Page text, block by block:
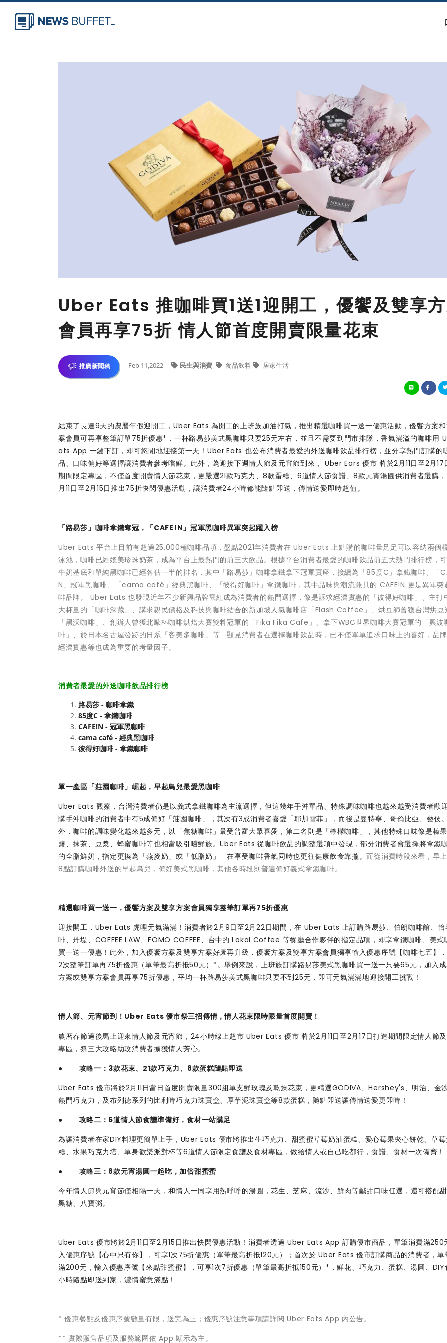
Uber Eats 推咖啡買1送1迎開工，優饗及雙享
會員再享75折 情人節首度開賣限量花束
推廣新聞稿 Feb 11,2022 民生與消費 食品飲料 居家生活
結束了長達9天的農曆年假迎開工，Uber Eats 為開工的上班族加油打氣，推出精選咖啡買一送一優惠活動，優饗方案
案會員可再享整筆訂單75折優惠*，一杯路易莎美式黑咖啡只要25元左右，並且不需要到門市排隊，香氣滿溢的咖啡用
ats App 一鍵下訂，即可悠閒地迎接第一天！Uber Eats 也公布消費者最愛的外送咖啡飲品排行榜，並分享熱門訂購的
品、口味偏好等選擇讓消費者參考嚐鮮。此外，為迎接下週情人節及元宵節到來， Uber Ears 優市 將於2月11日至2月17
期間限定專區，不僅首度開賣情人節花束，更嚴選21款巧克力、8款蛋糕、6道情人節食譜、8款元宵湯圓供消費者選購
月11日至2月15日推出75折快閃優惠活動，讓消費者24小時都能隨點即送，傳情送愛即時超值。
「路易莎」咖啡拿鐵奪冠，​​「CAFE!N」冠軍黑咖啡異軍突起躍入榜
Uber Eats 平台上目前有超過25,000種咖啡品項，盤點2021年消費者在 Uber Eats 上點購的咖啡量足足可以容納兩個
泳池，咖啡已經媲美珍珠奶茶，成為平台上最熱門的前三大飲品。根據平台消費者最愛的咖啡飲品前五大熱門排行榜，
牛奶基底和單純黑咖啡已經各佔一半的排名，其中「路易莎」咖啡拿鐵拿下冠軍寶座，接續為「85度C」拿鐵咖啡、​​「
N」冠軍黑咖啡、「cama café」經典黑咖啡、「彼得好咖啡」拿鐵咖啡，其中品味與潮流兼具的 CAFE!N 更是異軍突
啡品牌。 Uber Eats 也發現近年不少新興品牌竄紅成為消費者的熱門選擇，像是訴求經濟實惠的「彼得好咖啡」、主打
大杯量的「咖啡深藏」、講求親民價格及科技與咖啡結合的新加坡人氣咖啡店「Flash Coffee」、烘豆師曾獲台灣烘豆
「黑沃咖啡」、創辦人曾獲北歐杯咖啡烘焙大賽雙料冠軍的「Fika Fika Cafe」、拿下WBC世界咖啡大賽冠軍的「興波
啡」、於日本名古屋發跡的日系「客美多咖啡」等，顯見消費者在選擇咖啡飲品時，已不僅單單追求口味上的喜好，品牌
經濟實惠等也成為重要的考量因子。
消費者最愛的外送咖啡飲品排行榜
路易莎 - 咖啡拿鐵
85度C - 拿鐵咖啡
CAFE!N - 冠軍黑咖啡
cama café - 經典黑咖啡
彼得好咖啡 - 拿鐵咖啡
單一產區「莊園咖啡」崛起，早起鳥兒最愛黑咖啡
Uber Eats 觀察，台灣消費者仍是以義式拿鐵咖啡為主流選擇，但這幾年手沖單品、特殊調味咖啡也越來越受消費者歡
購手沖咖啡的消費者中有5成偏好「莊園咖啡」，其次有3成消費者喜愛「耶加雪菲」，而後是曼特寧、哥倫比亞、藝伎
外，咖啡的調味變化越來越多元，以「焦糖咖啡」最受普羅大眾喜愛，第二名則是「檸檬咖啡」，其他特殊口味像是榛
鹽、抹茶、豆漿、蜂蜜咖啡等也相當吸引嚐鮮族。Uber Eats 從咖啡飲品的調整選項中發現，部分消費者會選擇將拿鐵
的全脂鮮奶，指定更換為「燕麥奶」或「低脂奶」，在享受咖啡香氣同時也更往健康飲食靠攏。而從消費時段來看，早
8點訂購咖啡外送的早起鳥兒，偏好美式黑咖啡，其他各時段則普遍偏好義式拿鐵咖啡。
精選咖啡買一送一，優饗方案及雙享方案會員獨享整筆訂單再75折優惠
迎接開工，Uber Eats 虎哩元氣滿滿！消費者於2月9日至2月22日期間，在 Uber Eats 上訂購路易莎、伯朗咖啡館、怡
啡、丹堤、COFFEE LAW、FOMO COFFEE、台中的 Lokal Coffee 等餐廳合作夥伴的指定品項，即享拿鐵咖啡、美式
買一送一優惠！此外，加入優饗方案及雙享方案好康再升級，優饗方案及雙享方案會員獨享輸入優惠序號【咖啡七五】
2次整筆訂單再75折優惠（單筆最高折抵50元）*。舉例來說，上班族訂購路易莎美式黑咖啡買一送一只要65元，加入
方案或雙享方案會員再享75折優惠，平均一杯路易莎美式黑咖啡只要不到25元，即可元氣滿滿地迎接開工挑戰！
情人節、元宵節到！Uber Eats 優市祭三招傳情，情人花束限時限量首度開賣！
農曆春節過後馬上迎來情人節及元宵節，24小時線上超市 Uber Eats 優市 將於2月11日至2月17日打造期間限定情人節
專區，祭三大攻略助攻消費者擄獲情人芳心。
● 攻略一：3款花束、21款巧克力、8款蛋糕隨點即送
Uber Eats 優市將於2月11日當日首度開賣限量300組單支鮮玫瑰及乾燥花束，更精選GODIVA、Hershey's、明治、金
熱門巧克力，及布列德系列的比利時巧克力珠寶盒、厚芋泥珠寶盒等8款蛋糕，隨點即送讓傳情送愛更即時！
● 攻略二：6道情人節食譜準備好，食材一站購足
為讓消費者在家DIY料理更簡單上手，Uber Eats 優市將推出生巧克力、甜蜜蜜草莓奶油蛋糕、愛心莓果夾心餅乾、草莓
糕、水果巧克力塔、單身歡樂派對杯等6道情人節限定食譜及食材專區，做給情人或自己吃都行，食譜、食材一次備齊！
● 攻略三：8款元宵湯圓一起吃，加倍甜蜜蜜
今年情人節與元宵節僅相隔一天，和情人一同享用熱呼呼的湯圓，花生、芝麻、流沙、鮮肉等鹹甜口味任選，還可搭配甜
黑糖、八寶粥。
Uber Eats 優市將於2月11日至2月15日推出快閃優惠活動！消費者透過 Uber Eats App 訂購優市商品，單筆消費滿250
入優惠序號【心中只有你】，可享1次75折優惠（單筆最高折抵120元）；首次於 Uber Eats 優市訂購商品的消費者，單
滿200元，輸入優惠序號【來點甜蜜蜜】，可享1次7折優惠（單筆最高折抵150元）*，鮮花、巧克力、蛋糕、湯圓、
小時隨點即送到家，濃情蜜意滿點！
* 優惠餐點及優惠序號數量有限，送完為止；優惠序號注意事項請詳閱 Uber Eats App 內公告。
** 實際販售品項及服務範圍依 App 顯示為主。